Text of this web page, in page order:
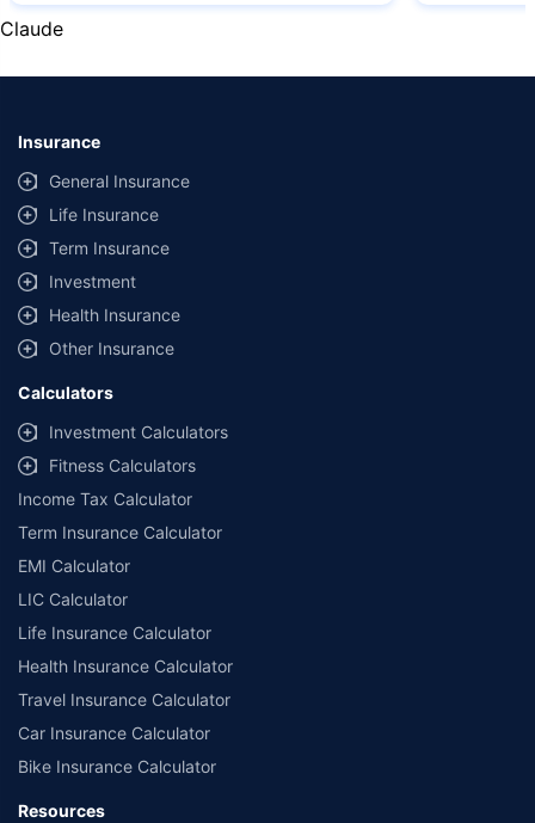
Claude
Insurance
General Insurance
Life Insurance
Term Insurance
Investment
Health Insurance
Other Insurance
Calculators
Investment Calculators
Fitness Calculators
Income Tax Calculator
Term Insurance Calculator
EMI Calculator
LIC Calculator
Life Insurance Calculator
Health Insurance Calculator
Travel Insurance Calculator
Car Insurance Calculator
Bike Insurance Calculator
Resources